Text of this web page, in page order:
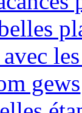
gews